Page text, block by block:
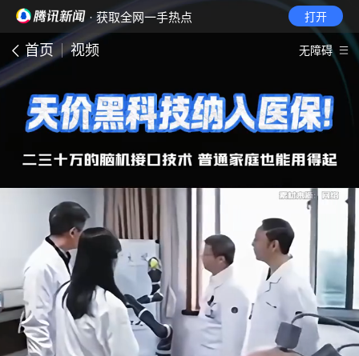
· 获取全网一手热点 打开
首页 视频 无障碍